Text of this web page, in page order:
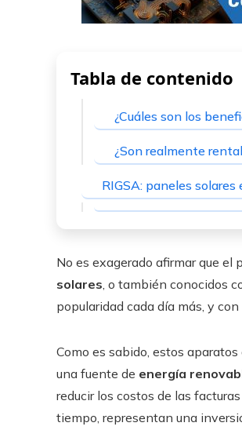
Tabla de contenido
¿Cuáles son los
¿Son realmente
RIGSA: paneles
No es exagerado afirmar que
solares , o también conocidos
popularidad cada día más, y
Como es sabido, estos
una fuente de energía
reducir los costos de las
tiempo, representan una